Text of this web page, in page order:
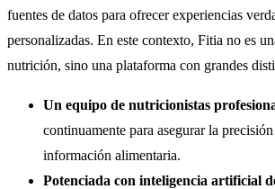
fuentes de datos para ofrecer experiencias
personalizadas. En este contexto, Fitia no es
nutrición, sino una plataforma con grandes
Un equipo de nutricionistas
continuamente para asegurar la
información alimentaria.
Potenciada con inteligencia artificial